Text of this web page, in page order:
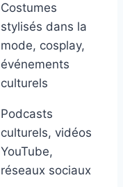
Costumes
stylisés dans la
mode, cosplay,
événements
culturels
Podcasts
culturels, vidéos
YouTube,
réseaux sociaux